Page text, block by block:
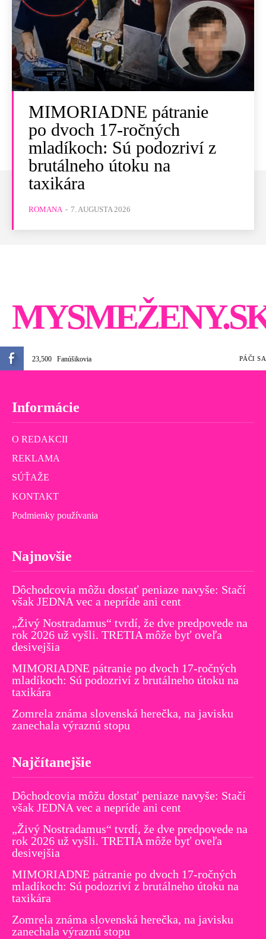
MIMORIADNE pátranie
po dvoch 17-ročných
mladíkoch: Sú podozriví z
brutálneho útoku na
taxikára
ROMANA - 7. AUGUSTA 2026
23,500 Fanúšikovia PÁČI SA
Informácie
O REDAKCII
REKLAMA
SÚŤAŽE
KONTAKT
Podmienky používania
Najnovšie
Dôchodcovia môžu dostať peniaze navyše: Stačí
však JEDNA vec a nepríde ani cent
„Živý Nostradamus“ tvrdí, že dve predpovede na
rok 2026 už vyšli. TRETIA môže byť oveľa
desivejšia
MIMORIADNE pátranie po dvoch 17-ročných
mladíkoch: Sú podozriví z brutálneho útoku na
taxikára
Zomrela známa slovenská herečka, na javisku
zanechala výraznú stopu
Najčítanejšie
Dôchodcovia môžu dostať peniaze navyše: Stačí
však JEDNA vec a nepríde ani cent
„Živý Nostradamus“ tvrdí, že dve predpovede na
rok 2026 už vyšli. TRETIA môže byť oveľa
desivejšia
MIMORIADNE pátranie po dvoch 17-ročných
mladíkoch: Sú podozriví z brutálneho útoku na
taxikára
Zomrela známa slovenská herečka, na javisku
zanechala výraznú stopu